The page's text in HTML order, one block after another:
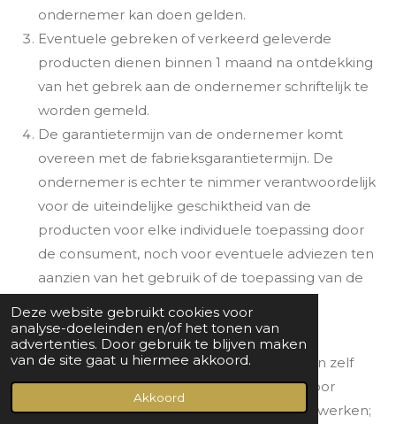
Deze website gebruikt cookies voor
analyse-doeleinden en/of het tonen van
advertenties. Door gebruik te blijven maken
van de site gaat u hiermee akkoord.
Akkoord
ondernemer kan doen gelden.
Eventuele gebreken of verkeerd geleverde
producten dienen binnen 1 maand na ontdekking
van het gebrek aan de ondernemer schriftelijk te
worden gemeld.
De garantietermijn van de ondernemer komt
overeen met de fabrieksgarantietermijn. De
ondernemer is echter te nimmer verantwoordelijk
voor de uiteindelijke geschiktheid van de
producten voor elke individuele toepassing door
de consument, noch voor eventuele adviezen ten
aanzien van het gebruik of de toepassing van de
De garantie geldt niet indien:
de consument de geleverde producten zelf
heeft gerepareerd en/of bewerkt of door
derden heeft laten repareren en/of bewerken;